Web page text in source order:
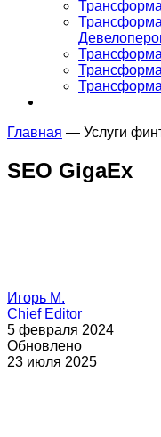
Главная — Услуги
SEO GigaEx
Игорь М.
Chief Editor
5 февраля 2024
Обновлено
23 июля 2025